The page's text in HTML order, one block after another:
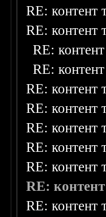
RE: контент
RE: контент
RE:
RE:
RE: контент
RE: контент
RE: контент
RE: контент
RE: контент
RE:
RE: контент